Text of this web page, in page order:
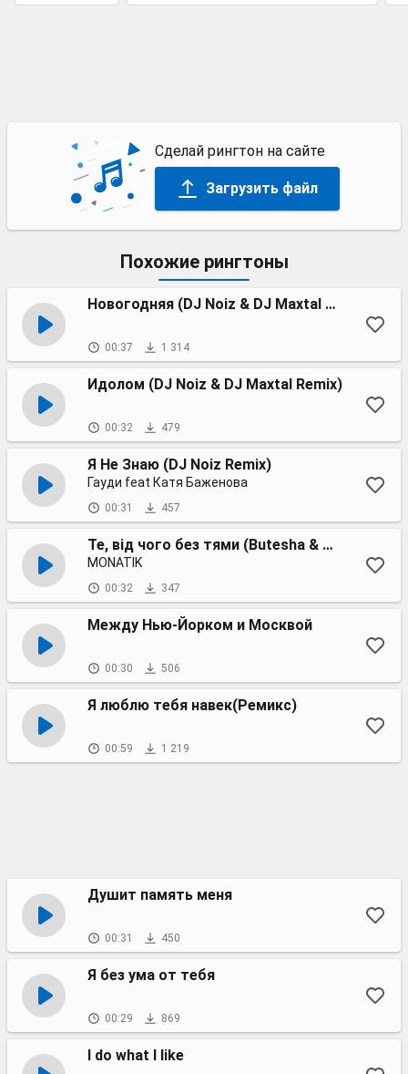
Сделай рингтон на сайте
Загрузить файл
Похожие рингтоны
Новогодняя (DJ Noiz & DJ Maxtal Remix)
00:37 1 314
Идолом (DJ Noiz & DJ Maxtal Remix)
00:32 479
Я Не Знаю (DJ Noiz Remix)
Гауди feat Катя Баженова
00:31 457
Те, від чого без тями (Butesha & Dj Kleo remix)
MONATIK
00:32 347
Между Нью-Йорком и Москвой
00:30 506
Я люблю тебя навек(Ремикс)
00:59 1 219
Душит память меня
00:31 450
Я без ума от тебя
00:29 869
I do what I like